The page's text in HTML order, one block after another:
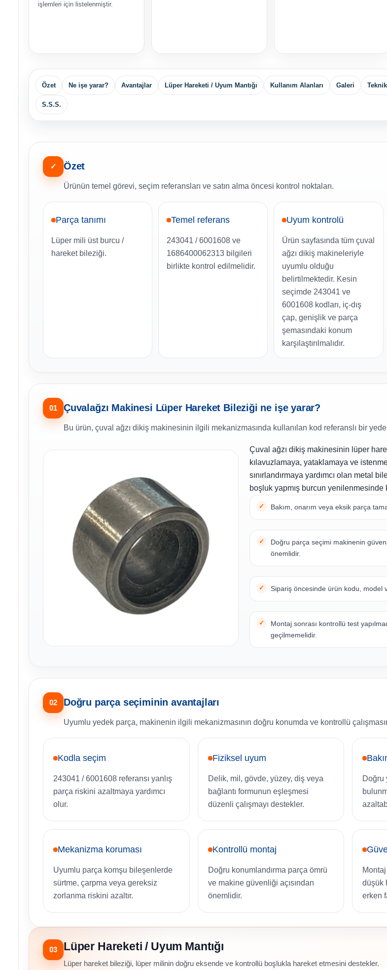
işlemleri için listelenmiştir.
Özet Ne işe yarar? Avantajlar Lüper Hareketi / Uyum Mantığı Kullanım Alanları Galeri
S.S.S.
✓ Özet
Ürünün temel görevi, seçim referansları ve satın alma öncesi kontrol noktaları.
Parça tanımı
Lüper mili üst burcu /
hareket bileziği.
Temel referans
243041 / 6001608 ve
1686400062313 bilgileri
birlikte kontrol edilmelidir.
Uyum kontrolü
Ürün sayfasında tüm çuval
ağzı dikiş makineleriyle
uyumlu olduğu
belirtilmektedir. Kesin
seçimde 243041 ve
6001608 kodları, iç-dış
çap, genişlik ve parça
şemasındaki konum
karşılaştırılmalıdır.
01 Çuvalağzı Makinesi Lüper Hareket Bileziği ne işe yarar?
Bu ürün, çuval ağzı dikiş makinesinin ilgili mekanizmasında kullanılan kod referanslı bir
Çuval ağzı dikiş makinesinin lüper
kılavuzlamaya, yataklamaya ve
sınırlandırmaya yardımcı olan metal
boşluk yapmış burcun yenilenmesinde
Bakım, onarım veya eksik parça
Doğru parça seçimi makinenin
önemlidir.
Sipariş öncesinde ürün kodu, model
Montaj sonrası kontrollü test
geçilmemelidir.
02 Doğru parça seçiminin avantajları
Uyumlu yedek parça, makinenin ilgili mekanizmasının doğru konumda ve kontrollü
Kodla seçim
243041 / 6001608 referansı yanlış
parça riskini azaltmaya yardımcı
olur.
Fiziksel uyum
Delik, mil, gövde, yüzey, diş veya
bağlantı formunun eşleşmesi
düzenli çalışmayı destekler.
Doğru
Mekanizma koruması
Uyumlu parça komşu bileşenlerde
sürtme, çarpma veya gereksiz
zorlanma riskini azaltır.
Kontrollü montaj
Doğru konumlandırma parça ömrü
ve makine güvenliği açısından
önemlidir.
düşük
erken
03 Lüper Hareketi / Uyum Mantığı
Lüper hareket bileziği, lüper milinin doğru eksende ve kontrollü boşlukla hareket etmesini destekler.